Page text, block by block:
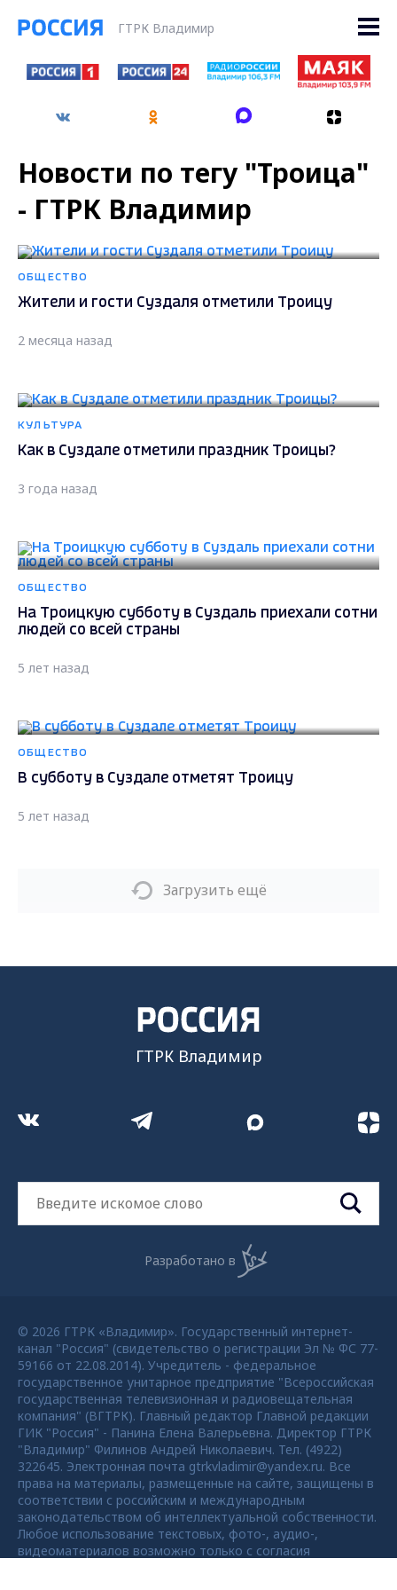
ГТРК Владимир
Новости по тегу "Троица"
- ГТРК Владимир
ОБЩЕСТВО
Жители и гости Суздаля отметили Троицу
2 месяца назад
КУЛЬТУРА
Как в Суздале отметили праздник Троицы?
3 года назад
ОБЩЕСТВО
На Троицкую субботу в Суздаль приехали сотни
людей со всей страны
5 лет назад
ОБЩЕСТВО
В субботу в Суздале отметят Троицу
5 лет назад
Загрузить ещё
ГТРК Владимир
Разработано в
© 2026 ГТРК «Владимир». Государственный интернет-
канал "Россия" (свидетельство о регистрации Эл № ФС 77-
59166 от 22.08.2014). Учредитель - федеральное
государственное унитарное предприятие "Всероссийская
государственная телевизионная и радиовещательная
компания" (ВГТРК). Главный редактор Главной редакции
ГИК "Россия" - Панина Елена Валерьевна. Директор ГТРК
"Владимир" Филинов Андрей Николаевич. Тел. (4922)
322645. Электронная почта gtrkvladimir@yandex.ru. Все
права на материалы, размещенные на сайте, защищены в
соответствии с российским и международным
законодательством об интеллектуальной собственности.
Любое использование текстовых, фото-, аудио-,
видеоматериалов возможно только с согласия